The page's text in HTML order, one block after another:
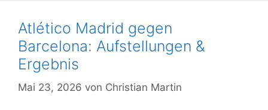
Atlético Madrid gegen
Barcelona: Aufstellungen &
Ergebnis
Mai 23, 2026 von Christian Martin